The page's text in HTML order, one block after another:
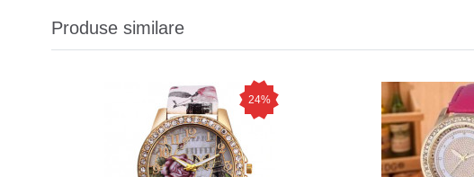
Produse similare
24%